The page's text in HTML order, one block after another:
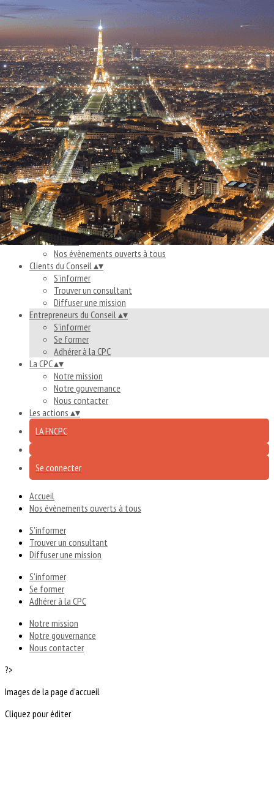
Exporter les lignes sélectionnées
Exporter toutes les colonnes
Exporter uniquement les colonnes affichées
Menu
<
>
S'informer
Se former
Adhérer à la CPC
Ajoutez un logo, un bouton, des réseaux sociaux
Cliquez pour éditer
Accueil▴▾
Accueil
Nos évènements ouverts à tous
Clients du Conseil▴▾
S'informer
Trouver un consultant
Diffuser une mission
Entrepreneurs du Conseil▴▾
S'informer
Se former
Adhérer à la CPC
La CPC▴▾
Notre mission
Notre gouvernance
Nous contacter
Les actions ▴▾
LA FNCPC
Se connecter
Accueil
Nos évènements ouverts à tous
S'informer
Trouver un consultant
Diffuser une mission
S'informer
Se former
Adhérer à la CPC
Notre mission
Notre gouvernance
Nous contacter
?>
Images de la page d'accueil
Cliquez pour éditer